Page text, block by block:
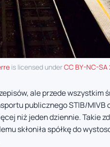
is licensed underCC BY-NC-SA
ale przede wszystkim
publicznego STIB/MIVB
niż jeden dziennie. Takie
skłoniła spółkę do